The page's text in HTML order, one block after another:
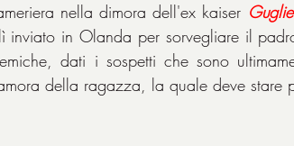
nella dimora dell'ex kaiser
in Olanda per sorvegliare il
dati i sospetti che sono
della ragazza, la quale deve stare